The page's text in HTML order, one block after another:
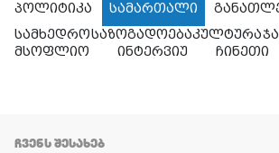
პოლიტიკა სამართალი
სამხედროსაზოგადოებაკულტურა
მსოფლიო
ინტერვიუ ჩინეთი
ᲩᲕᲔᲜᲡ ᲨᲔᲡᲐᲮᲔᲑ